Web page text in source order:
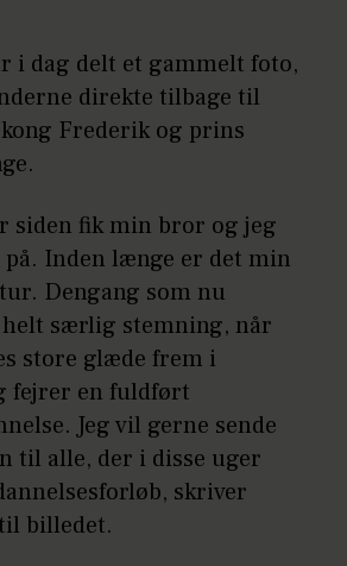
i dag delt et gammelt foto,
direkte tilbage til
Frederik og prins
siden fik min bror og jeg
Inden længe er det min
Dengang som nu
helt særlig stemning, når
store glæde frem i
fejrer en fuldført
Jeg vil gerne sende
til alle, der i disse uger
skriver
billedet.